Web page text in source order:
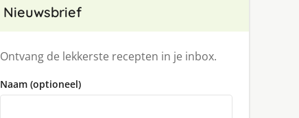
Nieuwsbrief
Ontvang de lekkerste recepten in je inbox.
Naam (optioneel)